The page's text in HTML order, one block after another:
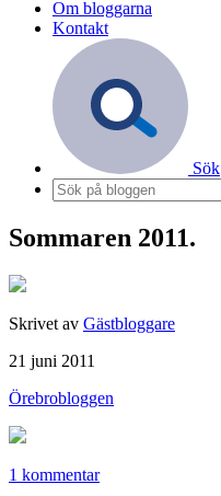
Om bloggarna
Kontakt
Sök
Sommaren 2011.
Skrivet av Gästbloggare
21 juni 2011
Örebrobloggen
1 kommentar